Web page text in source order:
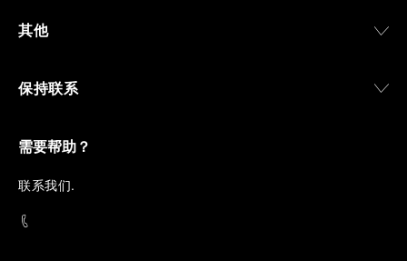
其他
保持联系
需要帮助？
联系我们.